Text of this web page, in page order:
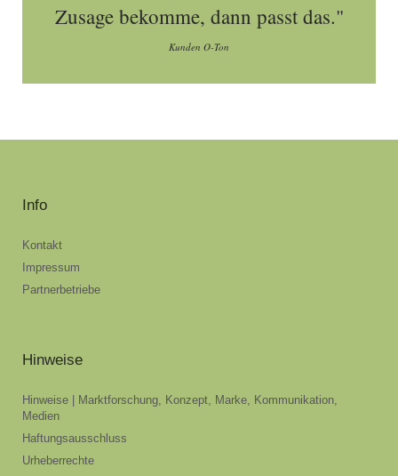
Zusage bekomme, dann passt das."
Kunden O-Ton
Info
Kontakt
Impressum
Partnerbetriebe
Hinweise
Hinweise | Marktforschung, Konzept, Marke, Kommunikation,
Medien
Haftungsausschluss
Urheberrechte